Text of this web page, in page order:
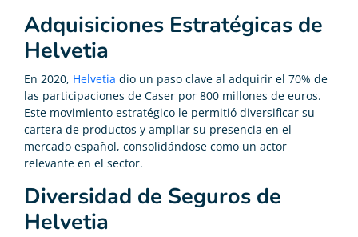
Adquisiciones Estratégicas de
Helvetia
En 2020, Helvetia dio un paso clave al adquirir el 70% de
las participaciones de Caser por 800 millones de euros.
Este movimiento estratégico le permitió diversificar su
cartera de productos y ampliar su presencia en el
mercado español, consolidándose como un actor
relevante en el sector.
Diversidad de Seguros de
Helvetia